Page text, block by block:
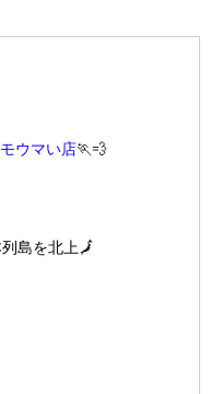
ウマい店🏃💨
島を北上🗾